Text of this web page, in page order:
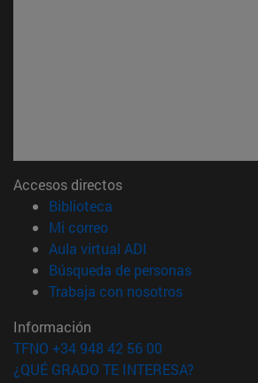
Accesos directos
Biblioteca
Mi correo(abre en nueva ventana)
Aula virtual ADI
Búsqueda de personas(abre en
Trabaja con nosotros(abre en
Información
TFNO +34 948 42 56 00
¿QUÉ GRADO TE INTERESA?